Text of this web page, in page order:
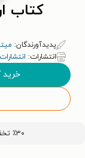
کتاب
پدیدآورندگان:
انتشارات:
خرید
٪۳۰ تخفیف اولین خرید کتاب با کد